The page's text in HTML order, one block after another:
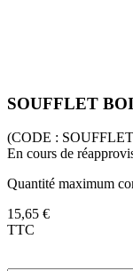
SOUFFLET
(CODE :
En cours de
Quantité maximum
15,65 €
TTC